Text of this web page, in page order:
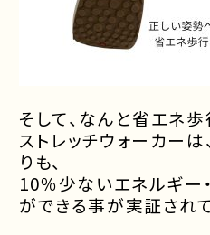
そして、なんと省エネ歩
ストレッチウォーカー
りも、
10％少ないエネルギー
ができる事が実証され